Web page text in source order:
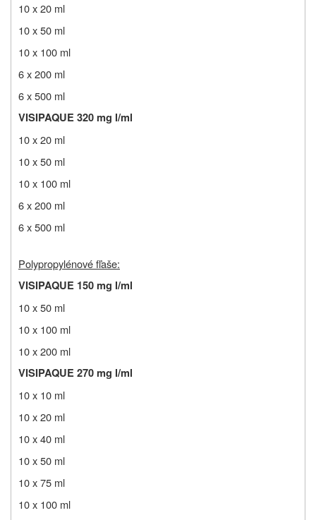
10 x 20 ml
10 x 50 ml
10 x 100 ml
6 x 200 ml
6 x 500 ml
VISIPAQUE 320 mg l/ml
10 x 20 ml
10 x 50 ml
10 x 100 ml
6 x 200 ml
6 x 500 ml
Polypropylénové fľaše:
VISIPAQUE 150 mg l/ml
10 x 50 ml
10 x 100 ml
10 x 200 ml
VISIPAQUE 270 mg l/ml
10 x 10 ml
10 x 20 ml
10 x 40 ml
10 x 50 ml
10 x 75 ml
10 x 100 ml